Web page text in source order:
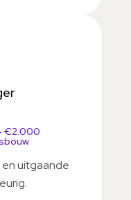
€2.000
uitgaande